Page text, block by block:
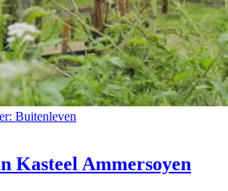
Buitenleven
Kasteel Ammersoyen